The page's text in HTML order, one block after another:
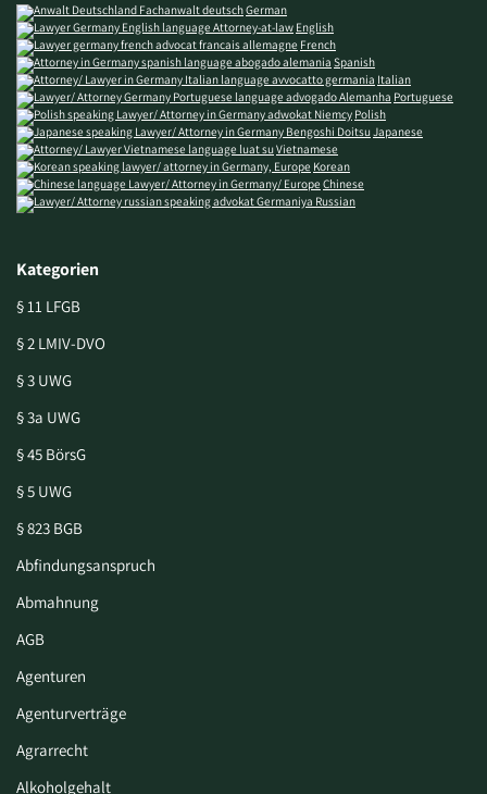
German
English
French
Spanish
Italian
Portuguese
Polish
Japanese
Vietnamese
Korean
Chinese
Russian
Kategorien
§ 11 LFGB
§ 2 LMIV-DVO
§ 3 UWG
§ 3a UWG
§ 45 BörsG
§ 5 UWG
§ 823 BGB
Abfindungsanspruch
Abmahnung
AGB
Agenturen
Agenturverträge
Agrarrecht
Alkoholgehalt